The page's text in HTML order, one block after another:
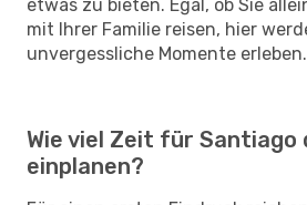
etwas zu bieten. Egal, ob Sie
mit Ihrer Familie reisen, hier
unvergessliche Momente erleben.
Wie viel Zeit für Santiago
einplanen?